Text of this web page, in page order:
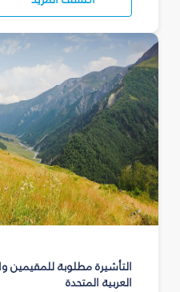
التأشيرة مطلوبة للمقيمين
العربية المتحدة